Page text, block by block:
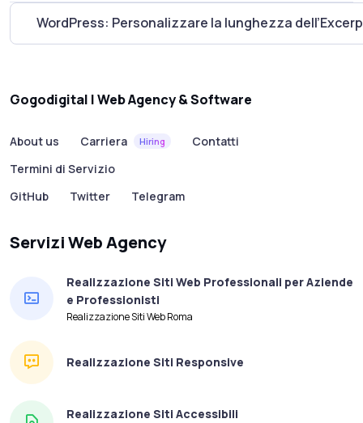
WordPress: Personalizzare la lunghezza
Gogodigital | Web Agency & Software
About us Carriera Hiring
Contatti
Termini di Servizio
GitHub
Twitter Telegram
Servizi Web Agency
Realizzazione Siti Web Professionali per Aziende
e Professionisti
Realizzazione Siti Web Roma
Realizzazione Siti Responsive
Realizzazione Siti Accessibili